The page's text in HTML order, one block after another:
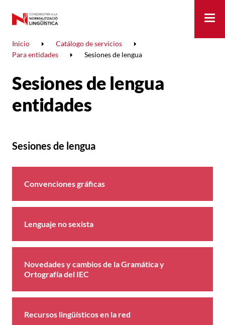
Inicio
Catálogo de servicios
Para entidades
Sesiones de lengua
Sesiones de lengua
entidades
Sesiones de lengua
Convenciones gráficas
Lenguaje no sexista
Novedades y cambios de la Gramática y
Ortografía del IEC
Recursos lingüísticos en la red